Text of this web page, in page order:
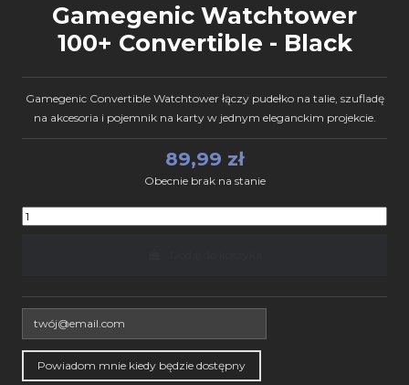
Gamegenic Watchtower
100+ Convertible - Black
Gamegenic Convertible Watchtower łączy pudełko na talie, szufladę
na akcesoria i pojemnik na karty w jednym eleganckim projekcie.
89,99 zł
Obecnie brak na stanie